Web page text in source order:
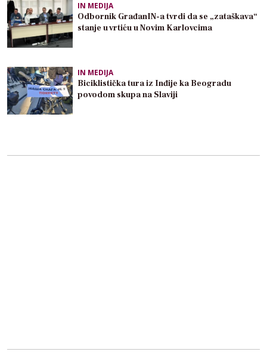
IN MEDIJA
Odbornik GrađanIN-a tvrdi da se „zataškava“
stanje u vrtiću u Novim Karlovcima
IN MEDIJA
Biciklistička tura iz Inđije ka Beogradu
povodom skupa na Slaviji